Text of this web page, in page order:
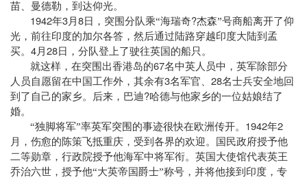
苗、曼德勒，到达仰光。
1942年3月8日 ，突围分队乘“海瑞奇?杰森”号商船离开了仰
光，前往印度的加尔各答，然后通过陆路穿越印度大陆到孟
买。 4月 28日 ，分队登上了驶往英国的船只。
就这样，在突围出香港岛的67名中英人员中，英军除部分
人员自愿留在中国工作外，其余有3名军官、 28名士兵安全地回
到了自己的家乡。后来，巴迪?哈德与他家乡的一位姑娘结了
婚。
“独脚将军”率英军突围的事迹很快在欧洲传开。 1942年2
月，伤愈的陈策飞抵重庆，受到各界的欢迎。国民政府授予他
二等勋章，行政院授予他海军中将军衔。英国大使馆代表英王
乔治六世，授予他“大英帝国爵士”称号，并将他接到印度，专